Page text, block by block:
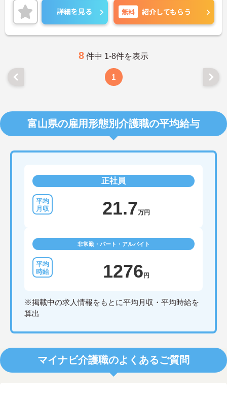
相談ください！詳細を見る 無料 紹介してもらう
8 件中 1-8件を表示
1
富山県の雇用形態別介護職の平均給与
正社員
21.7万円
非常勤・パート・アルバイト
1276 円
※掲載中の求人情報をもとに平均月収・平均時給を
算出
マイナビ介護職のよくあるご質問